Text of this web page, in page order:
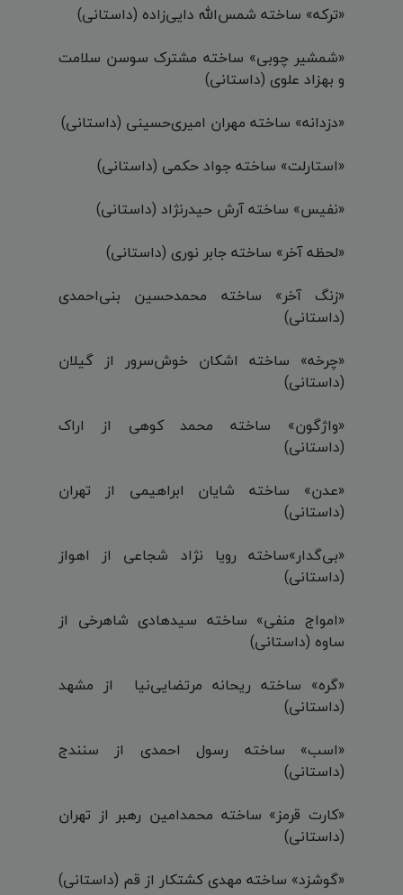
«ترکه» ساخته شمس‌الله دایی‌زاده (داستانی)
«شمشیر چوبی» ساخته مشترک سوسن سلامت
و بهزاد علوی (داستانی)
«دزدانه» ساخته مهران امیری‌حسینی (داستانی)
«استارلت» ساخته جواد حکمی (داستانی)
«نفیس» ساخته آرش حیدرنژاد (داستانی)
«لحظه آخر» ساخته جابر نوری (داستانی)
«زنگ آخر» ساخته محمدحسین بنی‌احمدی
(داستانی)
«چرخه» ساخته اشکان خوش‌سرور از گیلان
(داستانی)
«واژگون» ساخته محمد کوهی از اراک
(داستانی)
«عدن» ساخته شایان ابراهیمی از تهران
(داستانی)
«بی‌گدار»ساخته رویا نژاد شجاعی از اهواز
(داستانی)
«امواج منفی» ساخته سیدهادی شاهرخی از
ساوه (داستانی)
«گره» ساخته ریحانه مرتضایی‌نیا از مشهد
(داستانی)
«اسب» ساخته رسول احمدی از سنندج
(داستانی)
«کارت قرمز» ساخته محمدامین رهبر از تهران
(داستانی)
«گوشزد» ساخته مهدی کشتکار از قم (داستانی)